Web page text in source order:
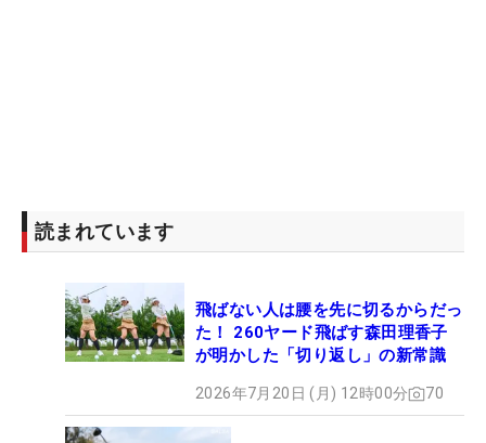
読まれています
飛ばない人は腰を先に切るからだっ
た！ 260ヤード飛ばす森田理香子
が明かした「切り返し」の新常識
2026年7月20日 (月) 12時00分 70